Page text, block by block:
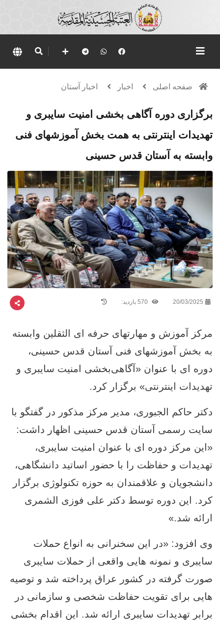
صفحه اصلی اخبار اخبار آستان
برگزاری دوره آگاهی ‌بخشی امنیت سایبری و
تهدیدات اینترنتی به همت بخش آموزشهای فنی
وابسته به آستان قدس حسینی
20/03/2025
مرکز آموزش و مهارتهای حرفه ‌ای الثقلین وابسته
به بخش آموزشهای فنی آستان قدس حسینی،
دوره‌ ای با عنوان «آگاهی‌بخشی امنیت سایبری و
تهدیدات اینترنتی» برگزار کرد.
دکتر حاکم الجبوری، مدیر مرکز مذکور در گفتگو با
سایت رسمی آستان قدس حسینی اظهار داشت:
«این مرکز دوره ‌ای با عنوان امنیت سایبری،
تهدیدات و حفاظت را با حضور اساتید دانشگاهی،
دانشجویان و علاقمندان به حوزه تکنولوژی برگزار
کرد. این دوره توسط دکتر علی فوزی الشمری
ارائه شد.»
وی افزود: «در این سخنرانی به انواع حملات
سایبری و نمونه هایی واقعی از حملات سایبری
صورت گرفته در کشور عراق پرداخته شد و توصیه
‌هایی برای تقویت حفاظت شخصی و سازمانی در
برابر تهدیدات سایبری ارائه شد. این اقدام بخشی